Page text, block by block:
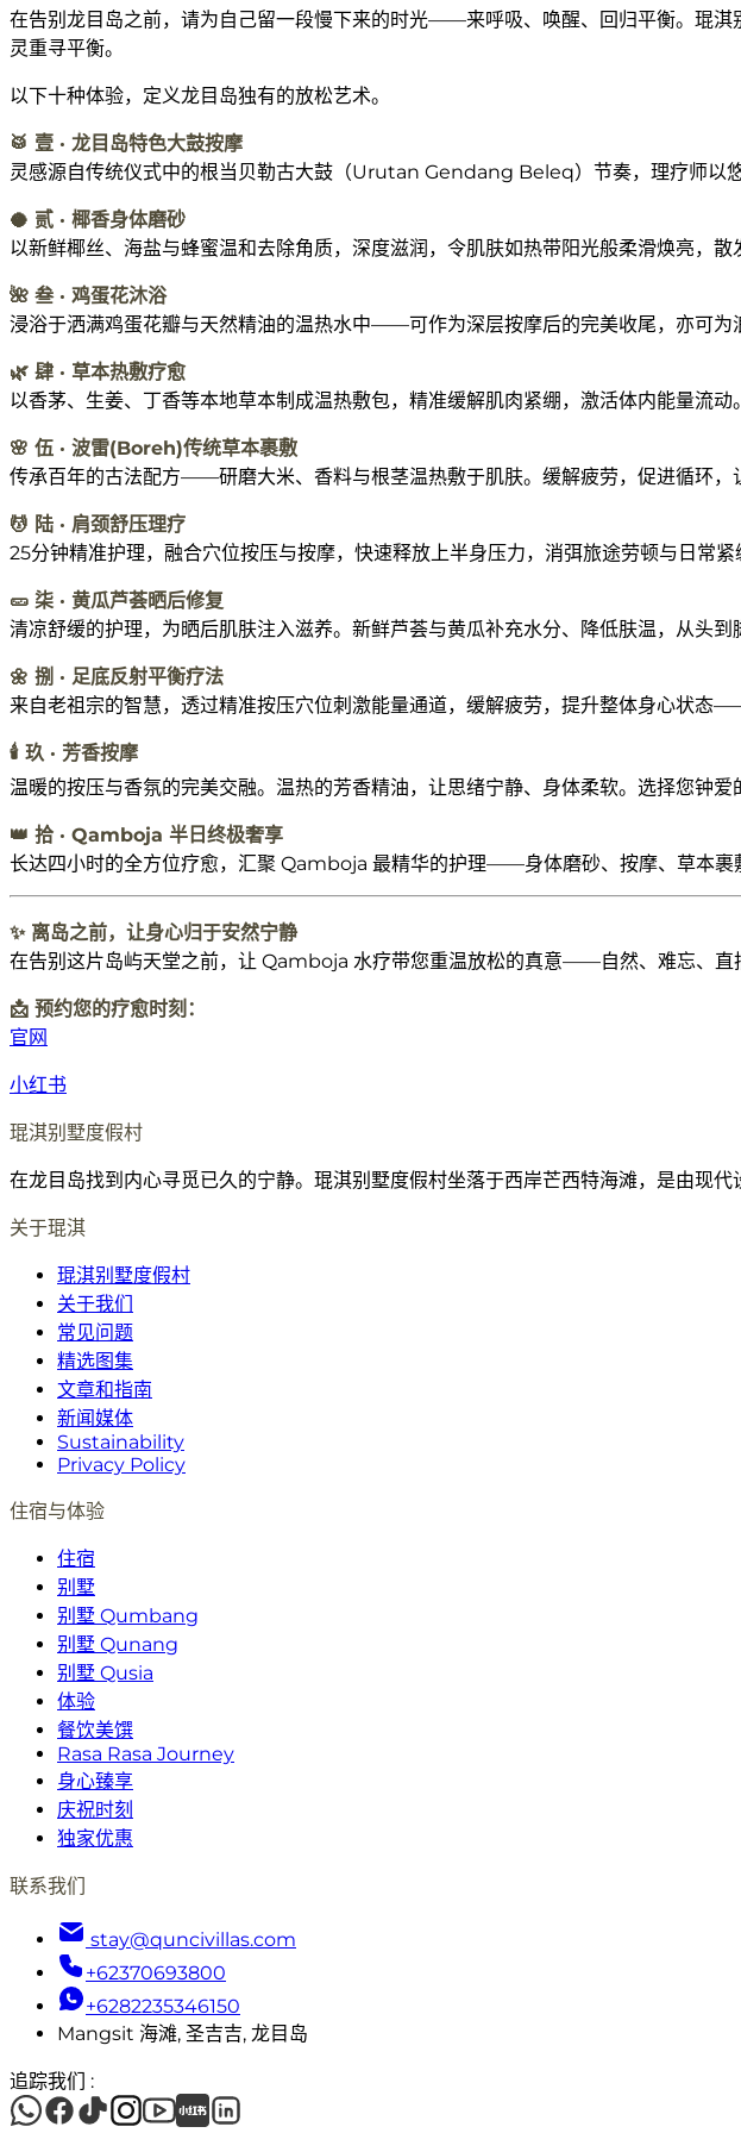
在告别龙目岛之前，请为自己留一段慢下来的时光——来呼吸、唤醒、回归平衡。琨
灵重寻平衡。
以下十种体验，定义龙目岛独有的放松艺术。
🥁 壹 · 龙目岛特色大鼓按摩
灵感源自传统仪式中的根当贝勒古大鼓（Urutan Gendang Beleq）节奏，理疗师以
🥥 贰 · 椰香身体磨砂
以新鲜椰丝、海盐与蜂蜜温和去除角质，深度滋润，令肌肤如热带阳光般柔滑焕亮，散
🌺 叁 · 鸡蛋花沐浴
浸浴于洒满鸡蛋花瓣与天然精油的温热水中——可作为深层按摩后的完美收尾，亦可为
🌿 肆 · 草本热敷疗愈
以香茅、生姜、丁香等本地草本制成温热敷包，精准缓解肌肉紧绷，激活体内能量流动
🌸 伍 · 波雷(Boreh)传统草本裹敷
传承百年的古法配方——研磨大米、香料与根茎温热敷于肌肤。缓解疲劳，促进循环，
💆 陆 · 肩颈舒压理疗
25分钟精准护理，融合穴位按压与按摩，快速释放上半身压力，消弭旅途劳顿与日常
🥒 柒 · 黄瓜芦荟晒后修复
清凉舒缓的护理，为晒后肌肤注入滋养。新鲜芦荟与黄瓜补充水分、降低肤温，从头到
🌼 捌 · 足底反射平衡疗法
来自老祖宗的智慧，透过精准按压穴位刺激能量通道，缓解疲劳，提升整体身心状态
🕯️ 玖 · 芳香按摩
温暖的按压与香氛的完美交融。温热的芳香精油，让思绪宁静、身体柔软。选择您钟爱
👑 拾 · Qamboja 半日终极奢享
长达四小时的全方位疗愈，汇聚 Qamboja 最精华的护理——身体磨砂、按摩、草本裹
✨ 离岛之前，让身心归于安然宁静
在告别这片岛屿天堂之前，让 Qamboja 水疗带您重温放松的真意——自然、难忘、直
📩 预约您的疗愈时刻：
官网
小红书
琨淇别墅度假村
在龙目岛找到内心寻觅已久的宁静。琨淇别墅度假村坐落于西岸芒西特海滩，是由现
关于琨淇
琨淇别墅度假村
关于我们
常见问题
精选图集
文章和指南
新闻媒体
Sustainability
Privacy Policy
住宿与体验
住宿
别墅
别墅 Qumbang
别墅 Qunang
别墅 Qusia
体验
餐饮美馔
Rasa Rasa Journey
身心臻享
庆祝时刻
独家优惠
联系我们
stay@quncivillas.com
+62370693800
+6282235346150
Mangsit 海滩, 圣吉吉, 龙目岛
追踪我们 :